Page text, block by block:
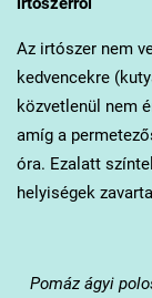
Az irtószer nem
kedvencekre
közvetlenül nem
amíg a
óra. Ezalatt
helyiségek
Pomázágyi